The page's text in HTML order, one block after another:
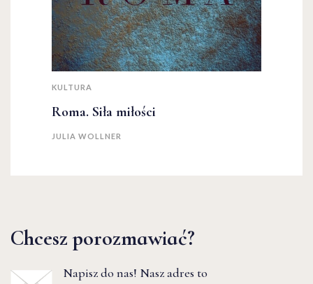
KULTURA
Roma. Siła miłości
JULIA WOLLNER
Chcesz porozmawiać?
Napisz do nas! Nasz adres to